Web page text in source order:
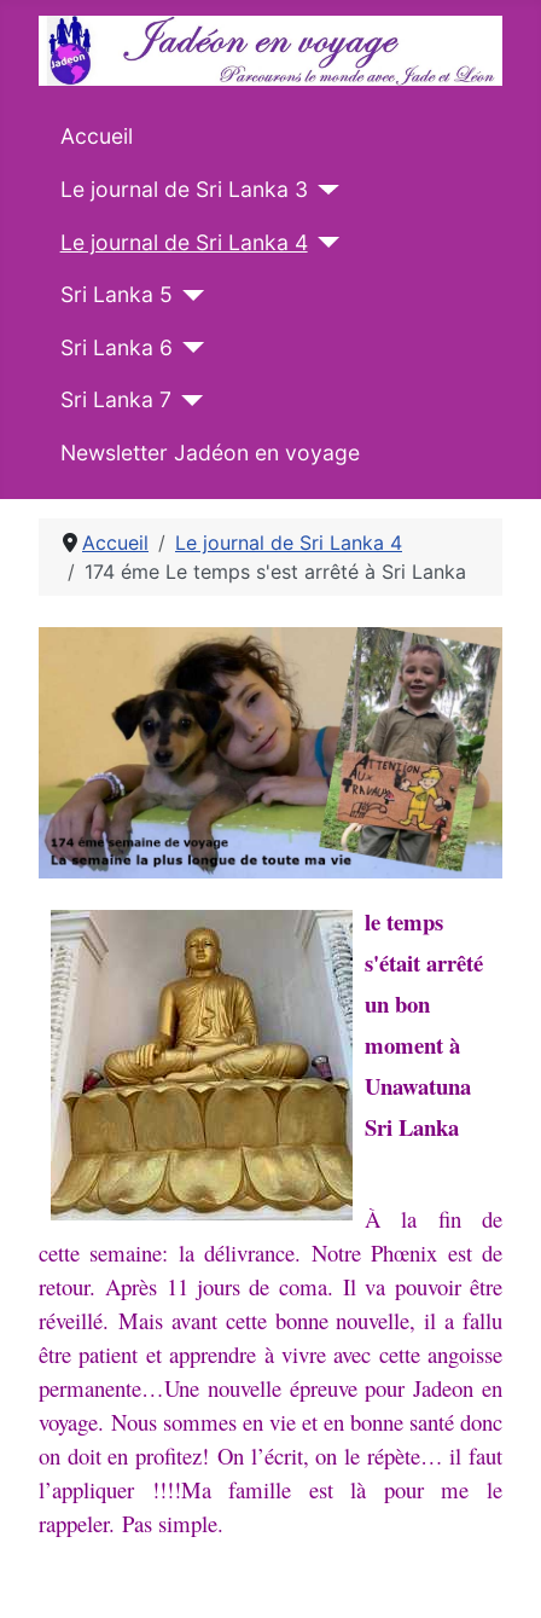
Accueil
Le journal de Sri Lanka 3
Le journal de Sri Lanka 4
Sri Lanka 5
Sri Lanka 6
Sri Lanka 7
Newsletter Jadéon en voyage
Accueil
Le journal de Sri Lanka 4
174 éme Le temps s'est arrêté à Sri Lanka
le temps
s'était arrêté
un bon
moment à
Unawatuna
Sri Lanka
À la fin de
cette semaine: la délivrance.Notre Phœnix est de
retour.Après 11 jours de coma.Il va pouvoir être
réveillé. Mais avant cette bonne nouvelle, il a fallu
être patient et apprendre à vivre avec cette angoisse
permanente…Une nouvelle épreuve pour Jadeon en
voyage. Nous sommes en vie et en bonne santé donc
on doit en profitez! On l’écrit, on le répète… il faut
l’appliquer !!!!Ma famille est là pour me le
rappeler. Pas simple.